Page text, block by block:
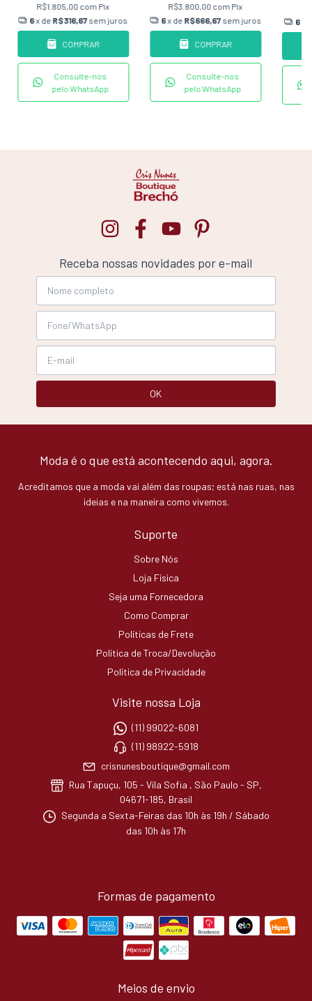
R$1.805,00 com Pix
6x de R$316,67sem juros
COMPRAR
Consulte-nos
pelo WhatsApp
R$3.800,00 com Pix
6x de R$666,67sem juros
COMPRAR
Consulte-nos
pelo WhatsApp
6
Receba nossas novidades por e-mail
Moda é o que está acontecendo aqui, agora.
Acreditamos que a moda vai além das roupas; está nas ruas, nas
ideias e na maneira como vivemos.
Suporte
Sobre Nós
Loja Física
Seja uma Fornecedora
Como Comprar
Políticas de Frete
Política de Troca/Devolução
Política de Privacidade
Visite nossa Loja
(11) 99022-6081
(11) 98922-5918
crisnunesboutique@gmail.com
Rua Tapuçu, 105 - Vila Sofia , São Paulo - SP,
04671-185, Brasil
Segunda a Sexta-Feiras das 10h às 19h / Sábado
das 10h às 17h
Formas de pagamento
Meios de envio